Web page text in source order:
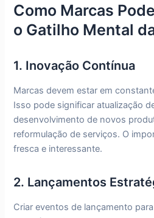
Como Marcas
o Gatilho Mental
1. Inovação Contínua
Marcas devem estar em
Isso pode significar atualização
desenvolvimento de novos
reformulação de serviços. O
fresca e interessante.
2. Lançamentos
Criar eventos de lançamento